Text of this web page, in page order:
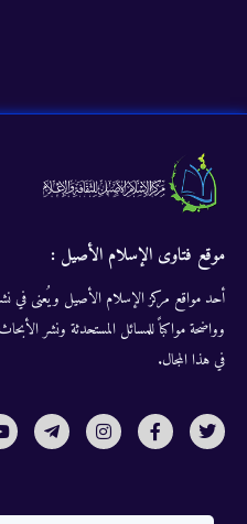
موقع فتاوى الإسلام الأصيل :
أحد مواقع مركز الإسلام الأصيل ويُعنى في
وواضحة مواكباً للمسائل المستحدثة ونشر
في هذا المجال.